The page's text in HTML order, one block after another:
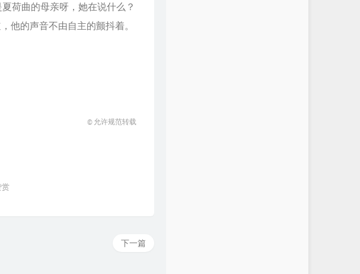
荷曲的母亲呀，她在说什么？
的声音不由自主的颤抖着。
© 允许规范转载
赏
下一篇